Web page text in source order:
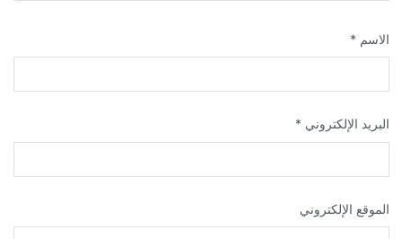
الاسم *
البريد الإلكتروني *
الموقع الإلكتروني